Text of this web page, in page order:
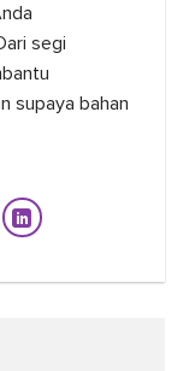
segi
supaya bahan